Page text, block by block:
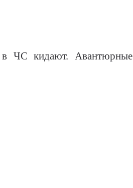
в ЧС кидают. Авантюрные